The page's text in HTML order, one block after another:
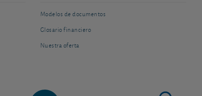
Modelos de documentos
Glosario financiero
Nuestra oferta